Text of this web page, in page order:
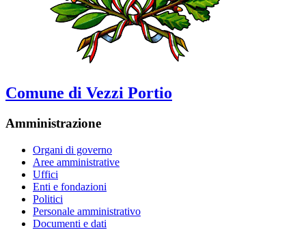
Comune di Vezzi Portio
Amministrazione
Organi di governo
Aree amministrative
Uffici
Enti e fondazioni
Politici
Personale amministrativo
Documenti e dati